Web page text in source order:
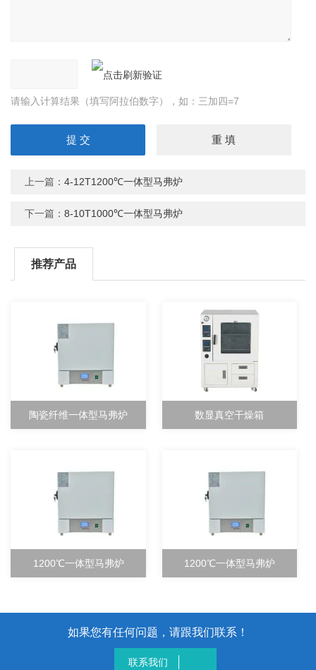
请输入计算结果（填写阿拉伯数字），如：三加四=7
上一篇：4-12T1200℃一体型马弗炉
下一篇：8-10T1000℃一体型马弗炉
推荐产品
陶瓷纤维一体型马弗炉 数显真空干燥箱
1200℃一体型马弗炉 1200℃一体型马弗炉
如果您有任何问题，请跟我们联系！
联系我们